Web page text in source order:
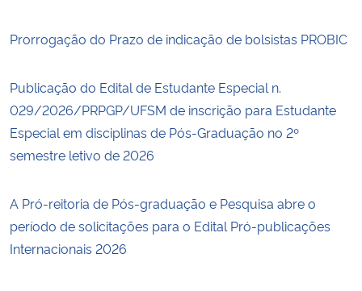
Prorrogação do Prazo de indicação de bolsistas PROBIC
Publicação do Edital de Estudante Especial n.
029/2026/PRPGP/UFSM de inscrição para Estudante
Especial em disciplinas de Pós-Graduação no 2º
semestre letivo de 2026
A Pró-reitoria de Pós-graduação e Pesquisa abre o
período de solicitações para o Edital Pró-publicações
Internacionais 2026